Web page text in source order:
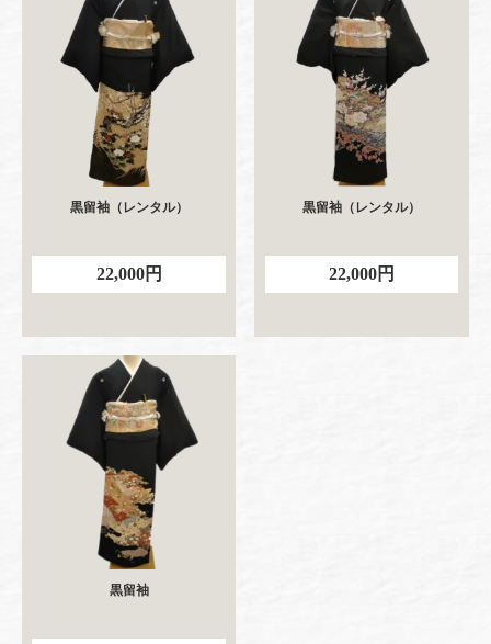
黒留袖（レンタル）
22,000円
黒留袖（レンタル）
22,000円
黒留袖